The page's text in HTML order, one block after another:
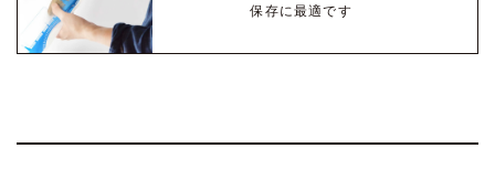
保存に最適です